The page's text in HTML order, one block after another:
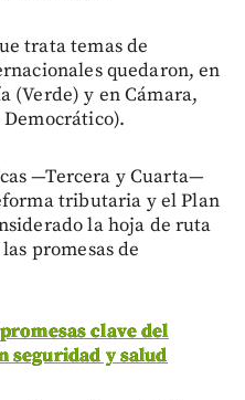
trata temas de
quedaron, en
(Verde) y en Cámara,
—Tercera y Cuarta—
tributaria y el Plan
la hoja de ruta
promesas de
clave del
seguridad y salud